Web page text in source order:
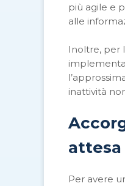
più agile e
alle
Inoltre, per
inattività
attesa
Per avere